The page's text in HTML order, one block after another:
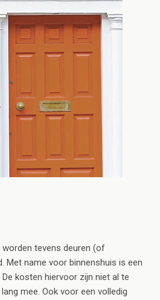
tevens deuren (of
Met name voor binnenshuis is een
kosten hiervoor zijn niet al te
mee. Ook voor een volledig